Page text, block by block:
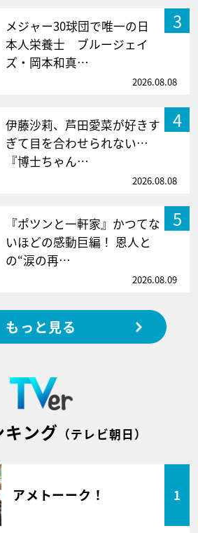
3
メジャー30球団で唯一の日
本人栄養士 ブルージェイ
ズ・岡本和真…
2026.08.08
4
伊藤沙莉、芦田愛菜が好きす
ぎて目を合わせられない…
『博士ちゃん…
2026.08.08
5
『ポツンと一軒家』かつてな
いほどの感動巨編！ 恩人と
の“涙の再…
2026.08.09
もっと見る
ング （テレビ朝日）
アメトーーク！ 1